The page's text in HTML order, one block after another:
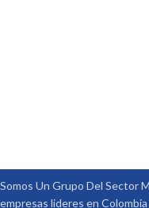
Somos Un Grupo Del Sector
empresas lideres en